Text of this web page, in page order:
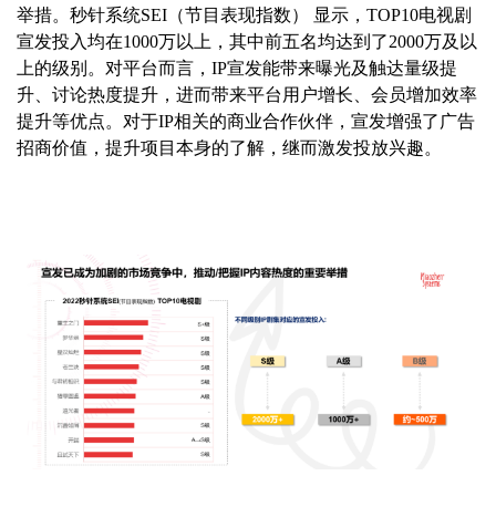
举措。秒针系统SEI（节目表现指数） 显示，TOP10电视剧
宣发投入均在1000万以上，其中前五名均达到了2000万及以
上的级别。对平台而言，IP宣发能带来曝光及触达量级提
升、讨论热度提升，进而带来平台用户增长、会员增加效率
提升等优点。对于IP相关的商业合作伙伴，宣发增强了广告
招商价值，提升项目本身的了解，继而激发投放兴趣。